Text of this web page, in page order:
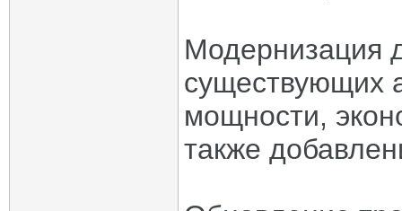
Модернизация
существующих
мощности,
также